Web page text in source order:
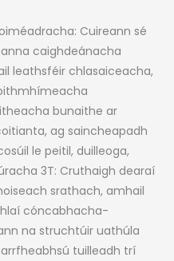
Cuireann sé
caighdeánacha
leathsféir chlasaiceacha,
bunaithe ar
ag saincheapadh
le peitil, duilleoga,
3T: Cruthaigh dearaí
srathach, amhail
cóncabhacha-
na struchtúir uathúla
tuilleadh trí